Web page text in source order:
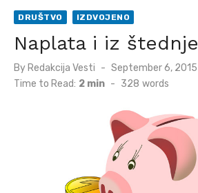
DRUŠTVO IZDVOJENO
Naplata i iz štednje
By Redakcija Vesti
Posted
September 6, 2015
Time to Read: 2 min - 328 words